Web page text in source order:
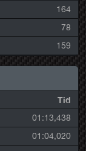
164
78
159
Tid
01:13,438
01:04,020